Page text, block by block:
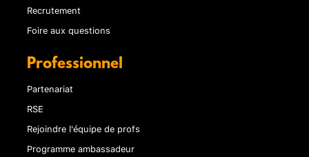
Recrutement
Foire aux questions
Professionnel
Partenariat
RSE
Rejoindre l'équipe de profs
Programme ambassadeur